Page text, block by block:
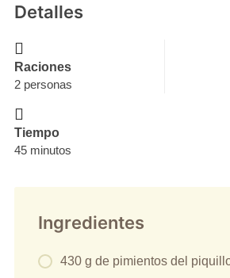
Detalles
Raciones
2 personas
Tiempo
45 minutos
Ingredientes
430 g de pimientos del